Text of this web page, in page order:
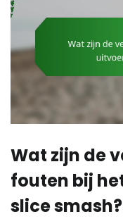
Wat zijn de
fouten bij
slice smash?